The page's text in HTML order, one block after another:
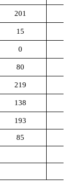
201
15
0
80
219
138
193
85